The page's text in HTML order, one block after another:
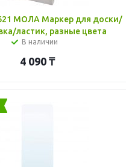
МОЛА Маркер для доски/
ластик, разные цвета
В наличии
4 090 ₸